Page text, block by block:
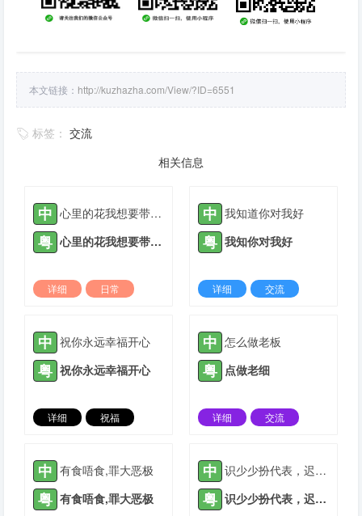
本文链接： http://kuzhazha.com/View/?ID=6551
标签： 交流
相关信息
中 心里的花我想要带你回家
粤 心里的花我想要带你回家
详细
日常
中 我知道你对我好
粤 我知你对我好
详细
交流
中 祝你永远幸福开心
粤 祝你永远幸福开心
详细
祝福
中 怎么做老板
粤 点做老细
详细
交流
中 有食唔食,罪大恶极
粤 有食唔食,罪大恶极
中 识少少扮代表，迟早搞出个大头佛
粤 识少少扮代表，迟早搞出个大头佛